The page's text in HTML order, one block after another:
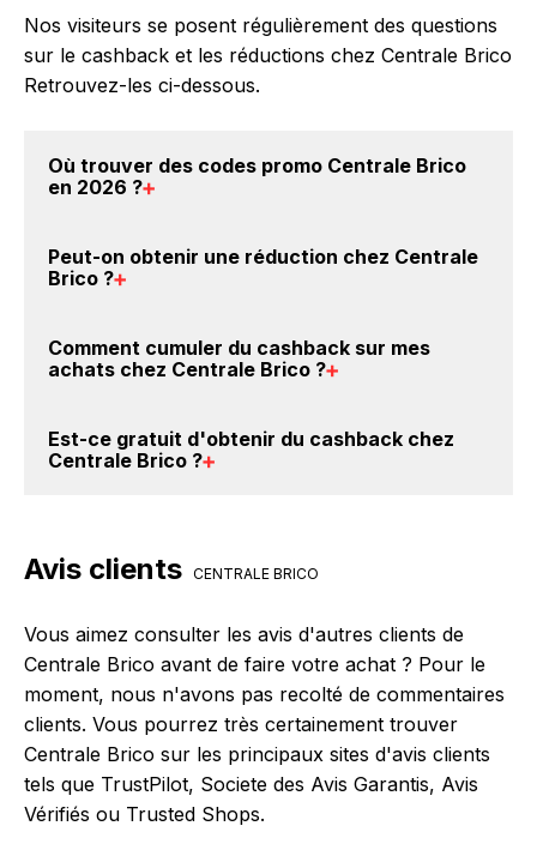
Nos visiteurs se posent régulièrement des questions
sur le cashback et les réductions chez Centrale Brico
Retrouvez-les ci-dessous.
Où trouver des codes promo Centrale Brico
en 2026 ?
promo chez Centrale Brico. Si des codes promo
dans le paragraphe codes promo Centrale Brico.
Peut-on obtenir une réduction chez Centrale
Brico ?
crédités sur votre cagnotte BackBackBack lorsque
éventuels bonus.
Comment cumuler du cashback sur mes
achats chez Centrale Brico ?
Centrale Brico : Créez votre compte sur
tard 48h après votre achat sur le site Centrale Brico.
Est-ce gratuit d'obtenir du cashback chez
Centrale Brico ?
cashback sur vos achats chez Centrale Brico. Oui,
Centrale Brico.
Avis clients CENTRALE BRICO
Vous aimez consulter les avis d'autres clients de
Centrale Brico avant de faire votre achat ? Pour le
moment, nous n'avons pas recolté de commentaires
clients. Vous pourrez très certainement trouver
Centrale Brico sur les principaux sites d'avis clients
tels que TrustPilot, Societe des Avis Garantis, Avis
Vérifiés ou Trusted Shops.